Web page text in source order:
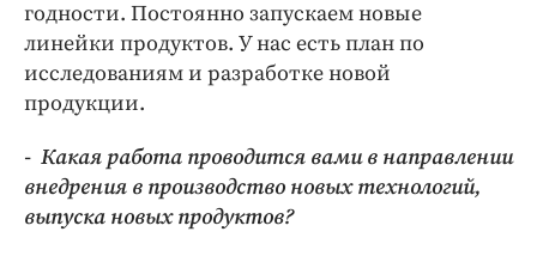
годности. Постоянно запускаем новые
линейки продуктов. У нас есть план по
исследованиям и разработке новой
продукции.
- Какая работа проводится вами в направлении
внедрения в производство новых технологий,
выпуска новых продуктов?